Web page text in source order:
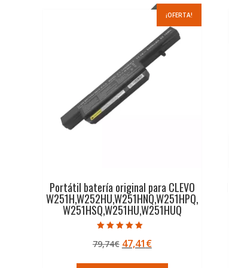
¡OFERTA!
Portátil batería original para CLEVO
W251H,W252HU,W251HNQ,W251HPQ,
W251HSQ,W251HU,W251HUQ
5.00
de 5
79,74€ El
47,41€El